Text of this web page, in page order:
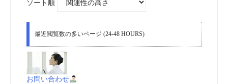
ソート順
最近閲覧数の多いページ (24-48 HOURS)
お問い合わせ